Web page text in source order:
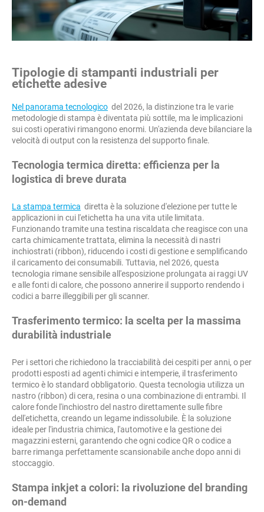
Tipologie di stampanti industriali per
etichette adesive
Nel panorama tecnologico del 2026, la distinzione tra le varie
metodologie di stampa è diventata più sottile, ma le implicazioni
sui costi operativi rimangono enormi. Un'azienda deve bilanciare la
velocità di output con la resistenza del supporto finale.
Tecnologia termica diretta: efficienza per la
logistica di breve durata
La stampa termica diretta è la soluzione d'elezione per tutte le
applicazioni in cui l'etichetta ha una vita utile limitata.
Funzionando tramite una testina riscaldata che reagisce con una
carta chimicamente trattata, elimina la necessità di nastri
inchiostrati (ribbon), riducendo i costi di gestione e semplificando
il caricamento dei consumabili. Tuttavia, nel 2026, questa
tecnologia rimane sensibile all'esposizione prolungata ai raggi UV
e alle fonti di calore, che possono annerire il supporto rendendo i
codici a barre illeggibili per gli scanner.
Trasferimento termico: la scelta per la massima
durabilità industriale
Per i settori che richiedono la tracciabilità dei cespiti per anni, o per
prodotti esposti ad agenti chimici e intemperie, il trasferimento
termico è lo standard obbligatorio. Questa tecnologia utilizza un
nastro (ribbon) di cera, resina o una combinazione di entrambi. Il
calore fonde l'inchiostro del nastro direttamente sulle fibre
dell'etichetta, creando un legame indissolubile. È la soluzione
ideale per l'industria chimica, l'automotive e la gestione dei
magazzini esterni, garantendo che ogni codice QR o codice a
barre rimanga perfettamente scansionabile anche dopo anni di
stoccaggio.
Stampa inkjet a colori: la rivoluzione del branding
on-demand